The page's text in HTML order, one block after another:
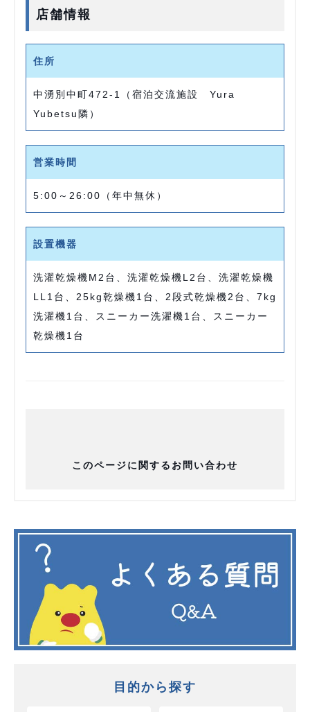
店舗情報
住所
中湧別中町472-1（宿泊交流施設 Yura
Yubetsu隣）
営業時間
5:00～26:00（年中無休）
設置機器
洗濯乾燥機M2台、洗濯乾燥機L2台、洗濯乾燥機
LL1台、25kg乾燥機1台、2段式乾燥機2台、7kg
洗濯機1台、スニーカー洗濯機1台、スニーカー
乾燥機1台
このページに関するお問い合わせ
目的から探す